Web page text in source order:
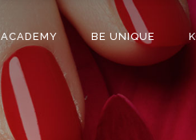
ACADEMY BE UNIQUE